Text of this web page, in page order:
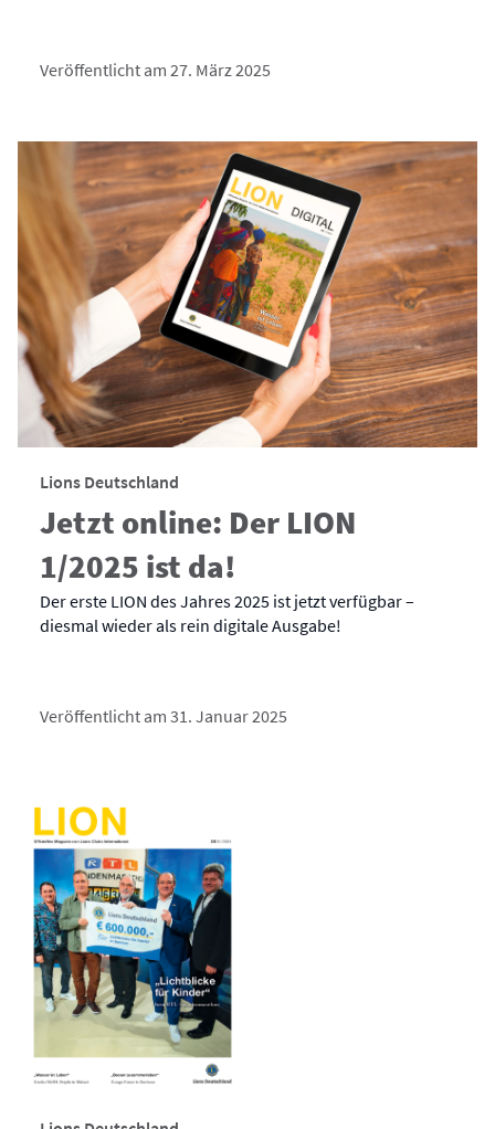
Veröffentlicht am 27. März 2025
Lions Deutschland
Jetzt online: Der LION
1/2025 ist da!
Der erste LION des Jahres 2025 ist jetzt verfügbar –
diesmal wieder als rein digitale Ausgabe!
Veröffentlicht am 31. Januar 2025